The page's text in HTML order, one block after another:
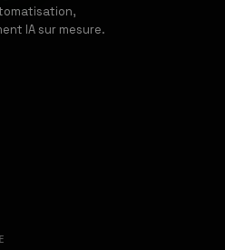
IA sur mesure.